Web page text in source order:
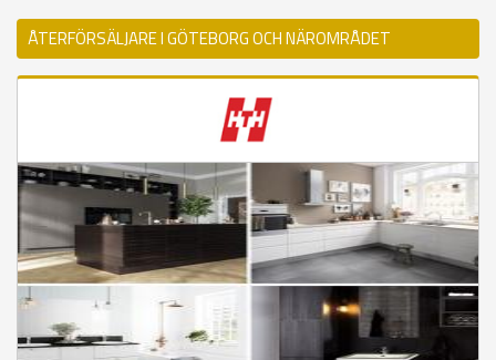
ÅTERFÖRSÄLJARE I GÖTEBORG OCH NÄROMRÅDET